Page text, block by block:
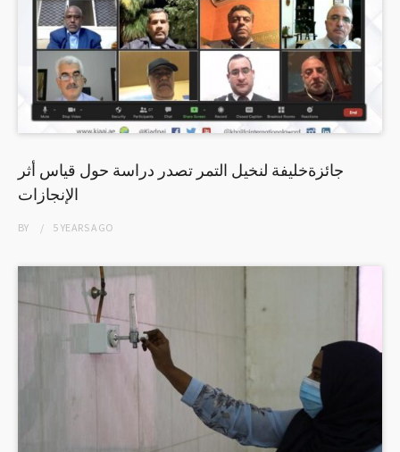
جائزةخليفة لنخيل التمر تصدر دراسة حول قياس أثر
الإنجازات
BY 5 YEARSAGO